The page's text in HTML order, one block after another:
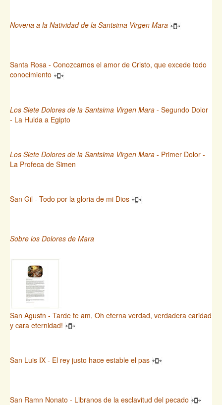
Novena a la Natividad de la Santsima Virgen Mara
Santa Rosa - Conozcamos el amor de Cristo, que excede todo
conocimiento
Los Siete Dolores de la Santsima Virgen Mara - Segundo Dolor
- La Huida a Egipto
Los Siete Dolores de la Santsima Virgen Mara - Primer Dolor -
La Profeca de Simen
San Gil - Todo por la gloria de mi Dios
Sobre los Dolores de Mara
San Agustn - Tarde te am, Oh eterna verdad, verdadera caridad
y cara eternidad!
San Luis IX - El rey justo hace estable el pas
San Ramn Nonato - Libranos de la esclavitud del pecado